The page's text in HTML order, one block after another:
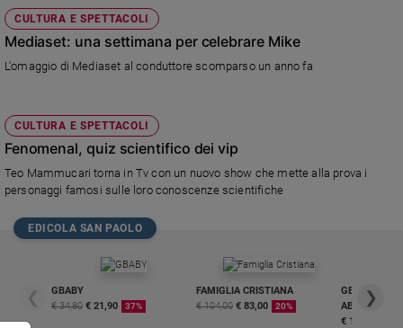
CULTURA E SPETTACOLI
Mediaset: una settimana per celebrare Mike
L'omaggio di Mediaset al conduttore scomparso un anno fa
CULTURA E SPETTACOLI
Fenomenal, quiz scientifico dei vip
Teo Mammucari torna in Tv con un nuovo show che mette alla prova i
personaggi famosi sulle loro conoscenze scientifiche
EDICOLA SAN PAOLO
❮
GBABY
€ 34,80 € 21,90 37%
FAMIGLIA CRISTIANA
€ 104,00 € 83,00 20%
GBABY
€ 16,99
❯